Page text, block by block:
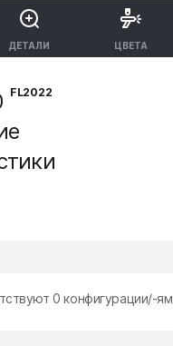
ДЕТАЛИ ЦВЕТА
FL2022
0 конфигурации/-ям